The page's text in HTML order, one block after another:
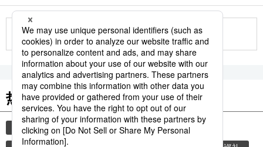
更多
热门关键词
国际 生活与旅游 自卫队 时事社新闻